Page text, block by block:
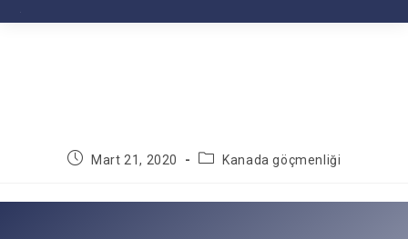
Mart 21, 2020 Kanada göçmenliği